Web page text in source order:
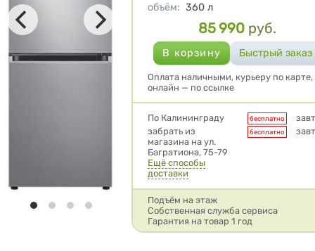
объём: 360 л
Цена
85 990 руб.
Оплата наличными, курьеру по карте,
онлайн — по ссылке
Условия доставки
По Калининграду бесплатно
забрать из
магазина на ул.
Багратиона, 75-79
бесплатно
Ещё способы
доставки
Подъём на этаж
Собственная служба сервиса
Гарантия на товар 1 год